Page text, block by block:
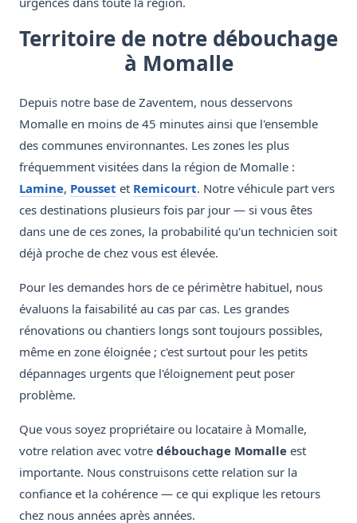
Territoire de notre débouchage
à Momalle
Depuis notre base de Zaventem, nous desservons
Momalle en moins de 45 minutes ainsi que l'ensemble
des communes environnantes. Les zones les plus
fréquemment visitées dans la région de Momalle :
Lamine, Pousset et Remicourt. Notre véhicule part vers
ces destinations plusieurs fois par jour — si vous êtes
dans une de ces zones, la probabilité qu'un technicien soit
déjà proche de chez vous est élevée.
Pour les demandes hors de ce périmètre habituel, nous
évaluons la faisabilité au cas par cas. Les grandes
rénovations ou chantiers longs sont toujours possibles,
même en zone éloignée ; c'est surtout pour les petits
dépannages urgents que l'éloignement peut poser
problème.
Que vous soyez propriétaire ou locataire à Momalle,
votre relation avec votre débouchage Momalle est
importante. Nous construisons cette relation sur la
confiance et la cohérence — ce qui explique les retours
chez nous années après années.